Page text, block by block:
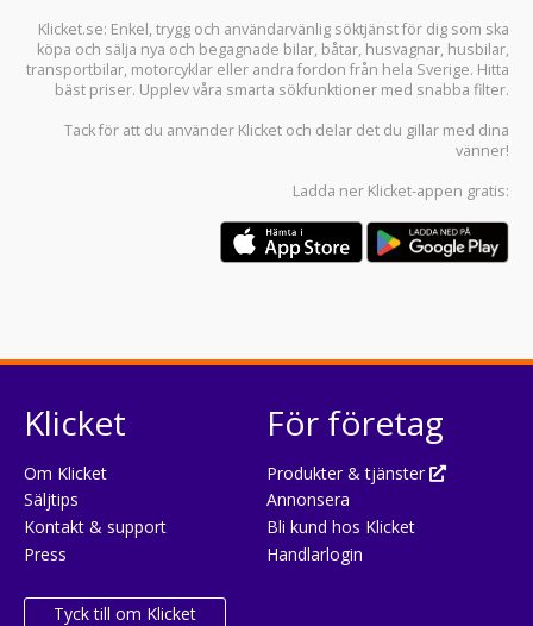
Klicket.se: Enkel, trygg och användarvänlig söktjänst för dig som ska
köpa och sälja nya och begagnade bilar, båtar, husvagnar, husbilar,
transportbilar, motorcyklar eller andra fordon från hela Sverige. Hitta
bäst priser. Upplev våra smarta sökfunktioner med snabba filter.
Tack för att du använder Klicket och delar det du gillar med dina
vänner!
Ladda ner Klicket-appen gratis:
Klicket
Om Klicket
Säljtips
Kontakt & support
Press
Tyck till om Klicket
För företag
Produkter & tjänster
Annonsera
Bli kund hos Klicket
Handlarlogin